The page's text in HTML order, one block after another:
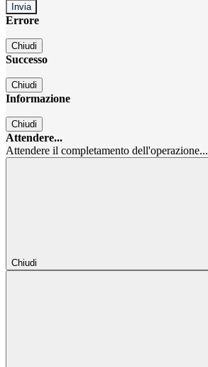
Errore
Chiudi
Successo
Chiudi
Informazione
Chiudi
Attendere...
Attendere il completamento dell'operazione...
Chiudi